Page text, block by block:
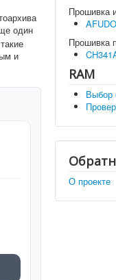
один
и
Прошивка
Прошивка
RAM
Выбор
О проекте